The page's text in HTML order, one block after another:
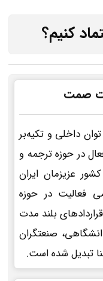
کنیم؟
صمت
داخلی و تکیه‌بر
در حوزه ترجمه و
عزیزمان ایران
فعالیت در حوزه
بلند مدت
صنعتگران
تبدیل شده است.